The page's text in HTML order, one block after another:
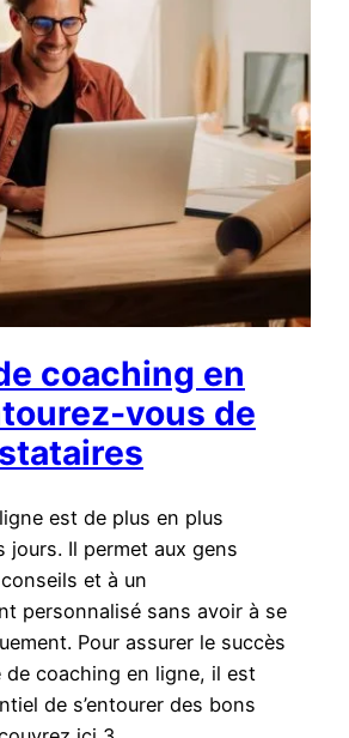
coaching en
vous de
est de plus en plus
jours. Il permet aux gens
et à un
personnalisé sans avoir à se
Pour assurer le succès
coaching en ligne, il est
de s’entourer des bons